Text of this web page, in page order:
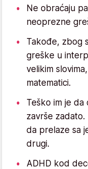
Ne obraćaju
neoprezne
Takođe, zbog
greške u
velikim
matematici.
Teško im je
završe
da prelaze sa
drugi.
ADHD kod